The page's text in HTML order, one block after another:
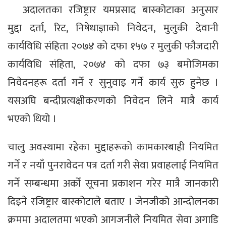
अदालतका रजिष्ट्रार यमप्रसाद बास्कोटाका अनुसार
मुद्दा दर्ता, रिट, निषेधाज्ञाको निवेदन, मुलुकी देवानी
कार्यविधि संहिता २०७४ को दफा १५७ र मुलुकी फौजदारी
कार्यविधि संहिता, २०७४ को दफा ७३ बमोजिमका
निवेदनहरू दर्ता गर्ने र सुनुवाइ गर्ने कार्य सुरु हुनेछ ।
यसअघि बन्दीप्रत्यक्षीकरणको निवेदन लिने मात्रै कार्य
भएको थियो ।
चालु अवस्थामा रहेका मुद्दाहरूको कामकारबाही नियमित
गर्ने र नयाँ पुनरावेदन पत्र दर्ता गरी सेवा प्रवाहलाई नियमित
गर्ने सम्बन्धमा अर्को सूचना प्रकाशन गरेर मात्रै जानकारी
दिइने रजिष्ट्रार बास्कोटाले बताए । जेनजीको आन्दोलनका
क्रममा अदालतमा भएको आगजनीले नियमित सेवा अगाडि